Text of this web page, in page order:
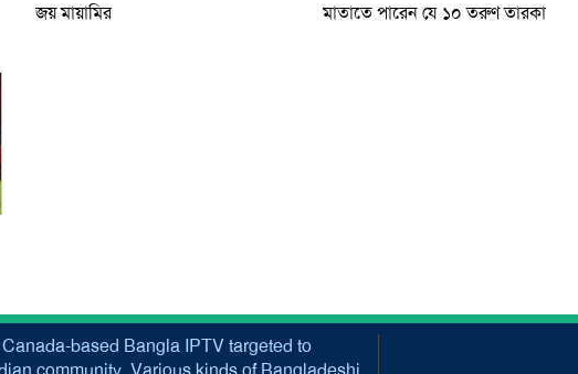
জয় মায়ামির
মাতাতে পারেন যে ১০ তরুণ তারকা
based Bangla IPTV targeted to